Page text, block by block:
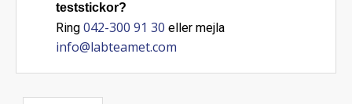
teststickor?
Ring 042-300 91 30 eller mejla
info@labteamet.com